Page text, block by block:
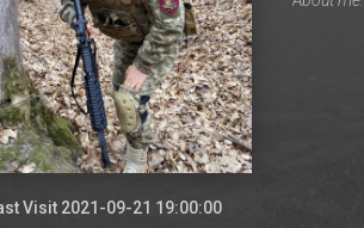
Visit 2021-09-21 19:00:00